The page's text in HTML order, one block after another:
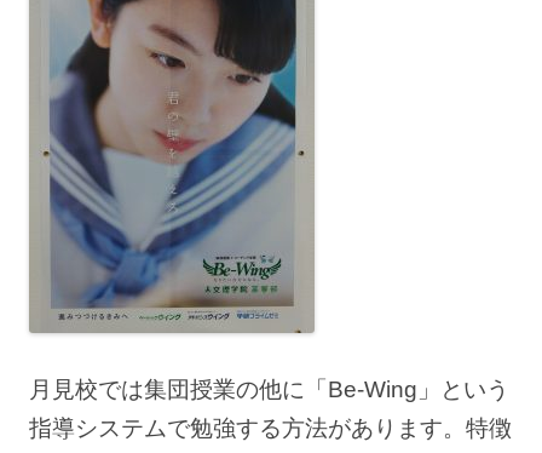
月見校では集団授業の他に「Be-Wing」という
指導システムで勉強する方法があります。特徴